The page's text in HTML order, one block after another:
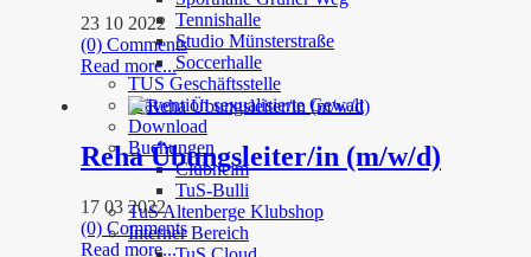
Tennishalle
Studio Münsterstraße
Soccerhalle
TUS Geschäftsstelle
Prävention sexualisierte Gewalt
Download
Buchungen
Clubheim
TuS-Bulli
TuS Altenberge Klubshop
Interner Bereich
23 10 2022
(0) Comments
Read more...
Reha Übungsleiter/in (m/w/d)
17 03 2022
(0) Comments
Read more...